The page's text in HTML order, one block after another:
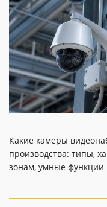
Какие камеры
производства: типы,
зонам, умные